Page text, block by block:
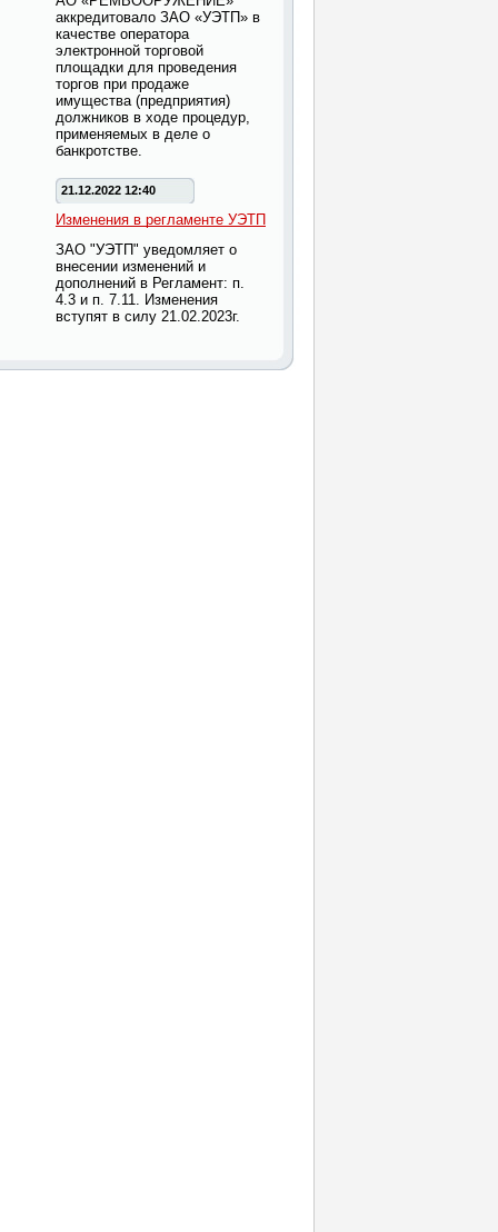
аккредитовало ЗАО «УЭТП» в
качестве оператора
электронной торговой
площадки для проведения
торгов при продаже
имущества (предприятия)
должников в ходе процедур,
применяемых в деле о
банкротстве.
21.12.2022 12:40
Изменения в регламенте УЭТП
ЗАО "УЭТП" уведомляет о
внесении изменений и
дополнений в Регламент: п.
4.3 и п. 7.11. Изменения
вступят в силу 21.02.2023г.